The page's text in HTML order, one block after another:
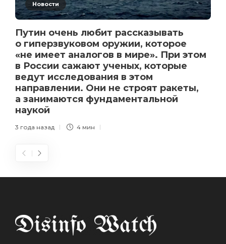
Новости
Путин очень любит рассказывать
о гиперзвуковом оружии, которое
«не имеет аналогов в мире». При этом
в России сажают ученых, которые
ведут исследования в этом
направлении. Они не строят ракеты,
а занимаются фундаментальной
наукой
3 года назад 4 мин